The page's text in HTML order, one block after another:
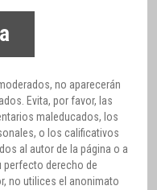
no aparecerán
Evita, por favor, las
maleducados, los
o los calificativos
al autor de la página o a
perfecto derecho de
no utilices el anonimato